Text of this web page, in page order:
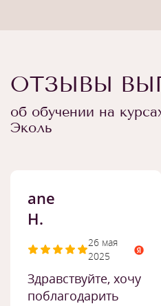
ОТЗЫВЫ
об обучении на
Эколь
ane
H.
26 мая
2025
Здравствуйте, хочу
поблагодарить